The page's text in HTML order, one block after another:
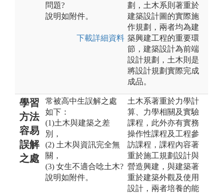
問題?
說明如附件。
下載詳細資料
劃，土木系則著重於
建築設計圖的實際施
作規劃，兩者均為建
築興建工程的重要環
節，建築設計為前端
設計規劃，土木則是
將設計規劃實際完成
成品。
學習
方法
容易
誤解
之處
常被高中生誤解之處
如下：
(1)土木與建築之差
別，
(2) 土木與資訊完全無
關，
(3) 女生不適合唸土木?
說明如附件。
土木系著重於力學計
算、力學相關及實驗
課程，此外亦有實務
操作性課程及工程參
訪課程，課程內容著
重於施工規劃設計與
營造興建，與建築著
重於建築外觀及使用
設計，兩者培養的能